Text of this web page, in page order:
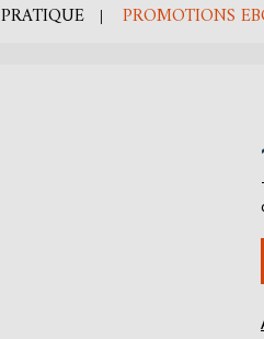
PRATIQUE PROMOTIONS